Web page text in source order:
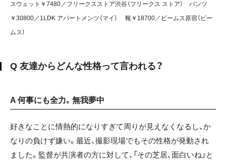
スウェット￥7480／フリークスストア渋谷（フリークス ストア） パンツ
￥30800／1LDK アパートメンツ（マイ） 靴￥18700／ビームス原宿（ビー
ムス）
Q 友達からどんな性格って言われる？
A 何事にも全力。無我夢中
好きなことに情熱的になりすぎて周りが見えなくなるし、か
なりの負けず嫌い。最近、撮影現場でもその性格が発動され
ました。監督が共演者の方に対して、「その芝居、面白いね」と